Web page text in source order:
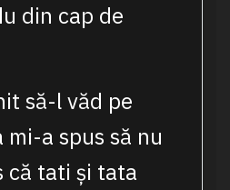
din cap de
să-l văd pe
a spus să nu
că tati și tata